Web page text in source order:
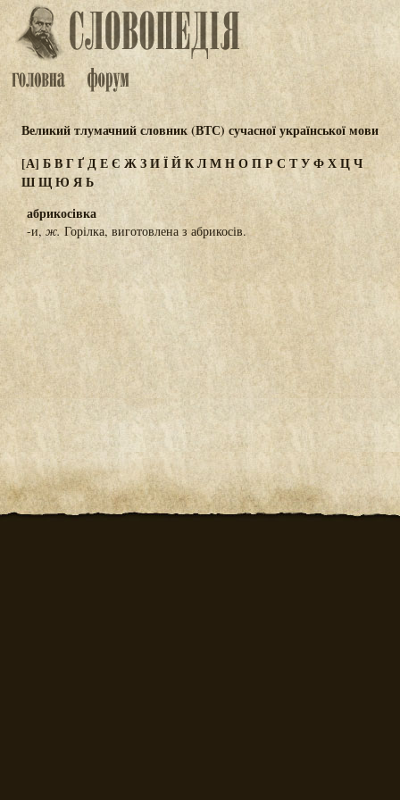
Великий тлумачний словник (ВТС) сучасної української мови
[А] БВГҐДЕЄ ЖЗИЇЙКЛМНОПР СТУФХЦЧ
ШЩЮЯЬ
абрикосівка
-и, ж. Горілка, виготовлена з абрикосів.